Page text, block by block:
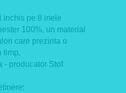
inchis pe 8 inele
100%, un material
care prezinta o
timp.
- producator Stof.